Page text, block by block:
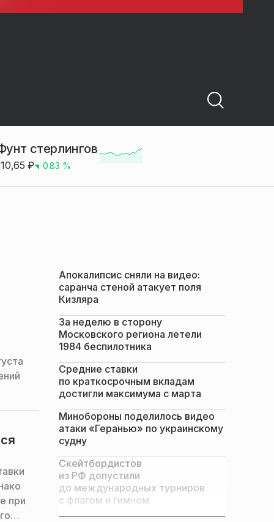
стерлингов
₽ 0.83 %
при
Апокалипсис сняли на видео:
саранча стеной атакует поля
Кизляра
За неделю в сторону
Московского региона летели
1984 беспилотника
Средние ставки
по краткосрочным вкладам
достигли максимума с марта
Минобороны поделилось видео
атаки «Геранью» по украинскому
судну
Скейтбордистов
из РФ допустили
до международных турниров
с флагом и гимном